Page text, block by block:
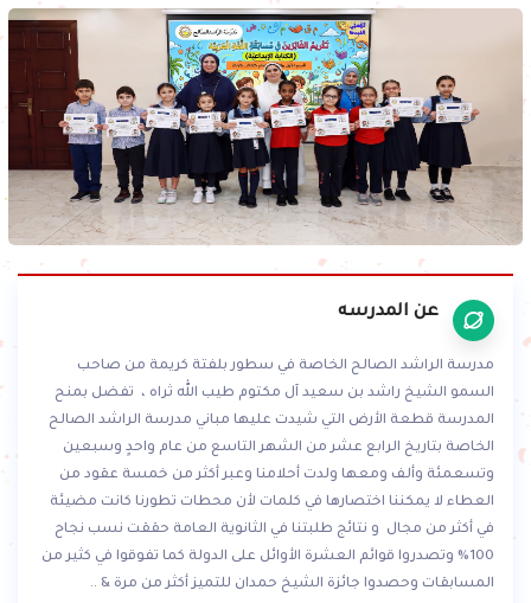
عن المدرسه
مدرسة الراشد الصالح الخاصة في سطور بلفتة كريمة من صاحب
السمو الشيخ راشد بن سعيد آل مكتوم طيب الله ثراه ، تفضل بمنح
المدرسة قطعة الأرض التي شيدت عليها مباني مدرسة الراشد الصالح
الخاصة بتاريخ الرابع عشر من الشهر التاسع من عام واحدٍ وسبعين
وتسعمئة وألف ومعها ولدت أحلامنا وعبر أكثر من خمسة عقود من
العطاء لا يمكننا اختصارها في كلمات لأن محطات تطورنا كانت مضيئة
في أكثر من مجال و نتائج طلبتنا في الثانوية العامة حققت نسب نجاح
100% وتصدروا قوائم العشرة الأوائل على الدولة كما تفوقوا في كثير من
المسابقات وحصدوا جائزة الشيخ حمدان للتميز أكثر من مرة & ..